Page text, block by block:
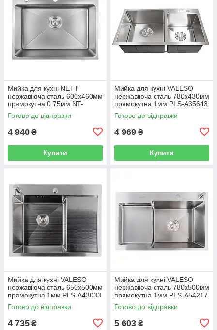
Мийка для кухні NETT
нержавіюча сталь 600x460мм
прямокутна 0.75мм NT-
045620
Готово до відправки
4 940 ₴
Купити
Мийка для кухні VALESO
нержавіюча сталь 780x430мм
прямокутна 1мм PLS-A35643
Готово до відправки
4 969 ₴
Купити
Мийка для кухні VALESO
нержавіюча сталь 650x500мм
прямокутна 1мм PLS-A43033
Готово до відправки
4 735 ₴
Мийка для кухні VALESO
нержавіюча сталь 780x500мм
прямокутна 1мм PLS-A54217
Готово до відправки
5 603 ₴